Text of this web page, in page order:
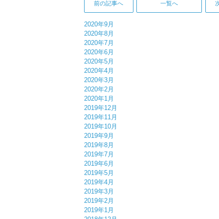
前の記事へ 一覧へ
2020年9月
2020年8月
2020年7月
2020年6月
2020年5月
2020年4月
2020年3月
2020年2月
2020年1月
2019年12月
2019年11月
2019年10月
2019年9月
2019年8月
2019年7月
2019年6月
2019年5月
2019年4月
2019年3月
2019年2月
2019年1月